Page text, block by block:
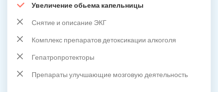
Увеличение обьема капельницы
Снятие и описание ЭКГ
Комплекс препаратов детоксикации алкоголя
Гепатропротекторы
Препараты улучшающие мозговую деятельность